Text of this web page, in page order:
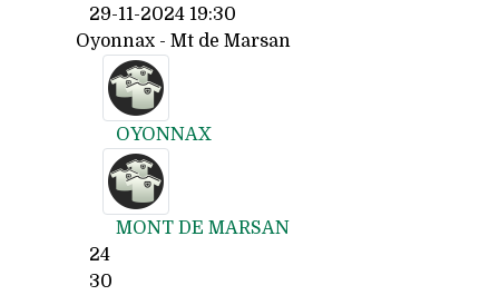
29-11-2024 19:30
Oyonnax - Mt de Marsan
OYONNAX
MONT DE MARSAN
24
30